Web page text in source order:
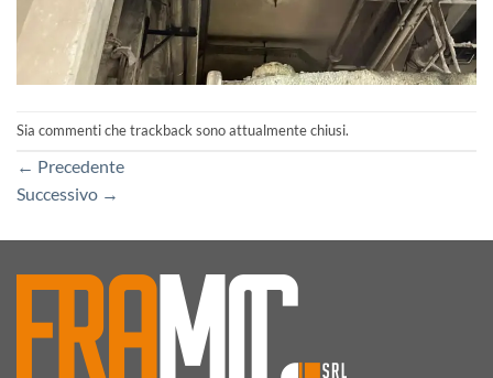
Sia commenti che trackback sono attualmente chiusi.
← Precedente
Successivo →